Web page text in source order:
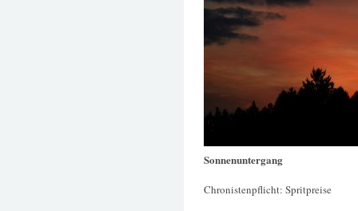
Sonnenuntergang
Chronistenpflicht: Spritpreise